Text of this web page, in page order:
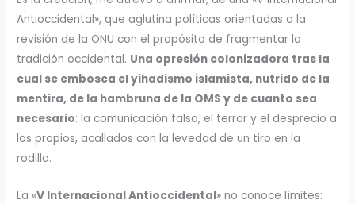
Antioccidental», que aglutina políticas orientadas a la
revisión de la ONU con el propósito de fragmentar la
tradición occidental. Una opresión colonizadora tras la
cual se embosca el yihadismo islamista, nutrido de la
mentira, de la hambruna de la OMS y de cuanto sea
necesario: la comunicación falsa, el terror y el desprecio a
los propios, acallados con la levedad de un tiro en la
rodilla.
La «V Internacional Antioccidental» no conoce límites: